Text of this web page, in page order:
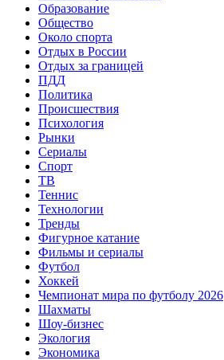
Образование
Общество
Около спорта
Отдых в России
Отдых за границей
ПДД
Политика
Происшествия
Психология
Рынки
Сериалы
Спорт
ТВ
Теннис
Технологии
Тренды
Фигурное катание
Фильмы и сериалы
Футбол
Хоккей
Чемпионат мира по футболу 2026
Шахматы
Шоу-бизнес
Экология
Экономика